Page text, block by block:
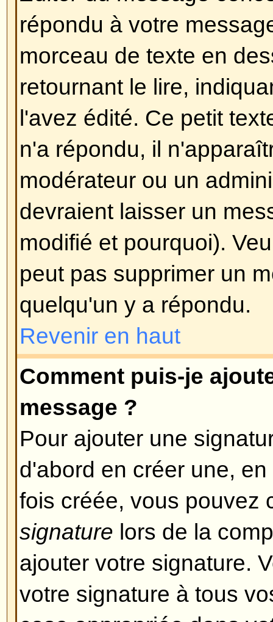
HTML, les balises sont
et ] à la place de < et >, et
sur la manière dont quelque
Pour plus d'informations sur le
guide, accessible depuis le
Puis-je utiliser le HTML?
Ceci dépend de l'administrateur
a un contrôle complet dessus.
l'utiliser, vous vous rendrez
seulement certaines balises
mesure desécuritépour éviter
forum en utilisant certaines
détruire la mise en page ou
Si le HTML est activé, vous
un message en particulier lors
Revenir en haut
Que sont les Smilies ?
Les Smileys, ou Emoticons
sont utilisées pour exprimer
utilisant un petit code, ex: :)
triste. Vous pouvez voir la liste
lors de la composition d'un
pas utiliser abusivement ces
vite rendre un message illisible